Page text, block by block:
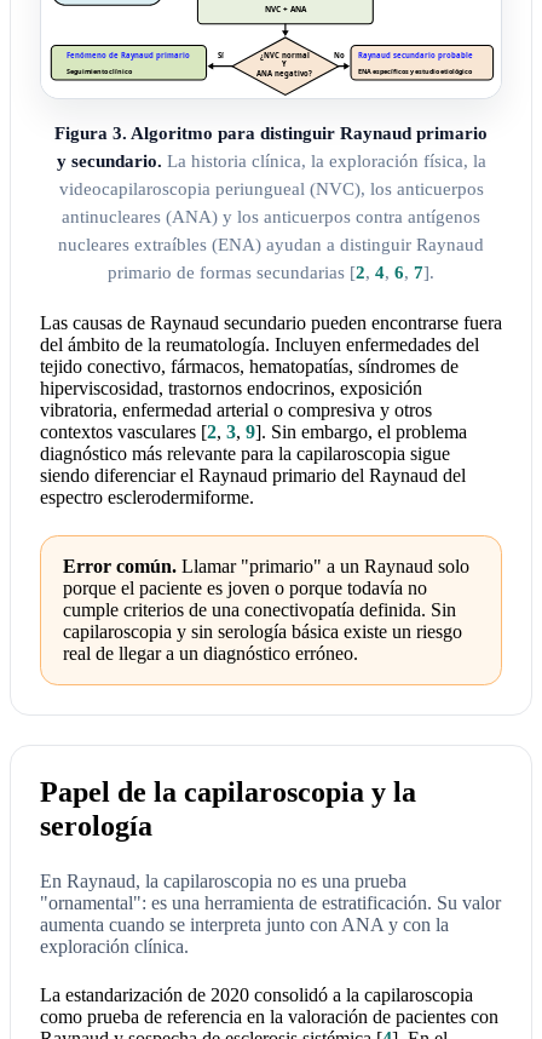
Figura 3. Algoritmo para distinguir Raynaud primario
y secundario. La historia clínica, la exploración física, la
videocapilaroscopia periungueal (NVC), los anticuerpos
antinucleares (ANA) y los anticuerpos contra antígenos
nucleares extraíbles (ENA) ayudan a distinguir Raynaud
primario de formas secundarias [2, 4, 6, 7].
Las causas de Raynaud secundario pueden encontrarse fuera
del ámbito de la reumatología. Incluyen enfermedades del
tejido conectivo, fármacos, hematopatías, síndromes de
hiperviscosidad, trastornos endocrinos, exposición
vibratoria, enfermedad arterial o compresiva y otros
contextos vasculares [2, 3, 9]. Sin embargo, el problema
diagnóstico más relevante para la capilaroscopia sigue
siendo diferenciar el Raynaud primario del Raynaud del
espectro esclerodermiforme.
Error común. Llamar "primario" a un Raynaud solo
porque el paciente es joven o porque todavía no
cumple criterios de una conectivopatía definida. Sin
capilaroscopia y sin serología básica existe un riesgo
real de llegar a un diagnóstico erróneo.
Papel de la capilaroscopia y la
serología
En Raynaud, la capilaroscopia no es una prueba
"ornamental": es una herramienta de estratificación. Su valor
aumenta cuando se interpreta junto con ANA y con la
exploración clínica.
La estandarización de 2020 consolidó a la capilaroscopia
como prueba de referencia en la valoración de pacientes con